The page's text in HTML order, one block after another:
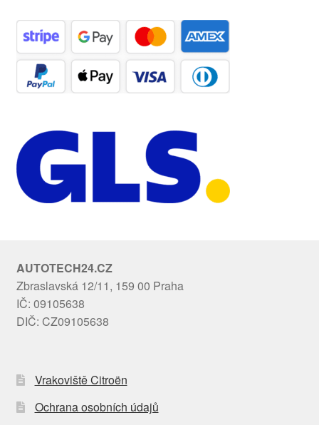
AUTOTECH24.CZ
Zbraslavská 12/11, 159 00 Praha
IČ: 09105638
DIČ: CZ09105638
Vrakoviště Citroën
Ochrana osobních údajů